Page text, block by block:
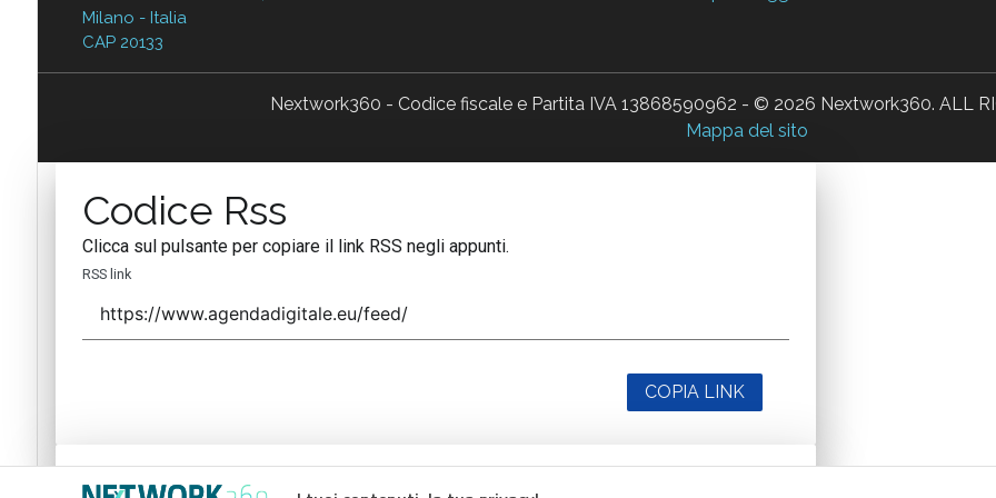
Milano - Italia
CAP 20133
Nextwork360 - Codice fiscale e Partita IVA 13868590962 - © 2026 Nextwork360. ALL
Mappa del sito
Codice Rss
Clicca sul pulsante per copiare il link RSS negli appunti.
RSS link
COPIA LINK